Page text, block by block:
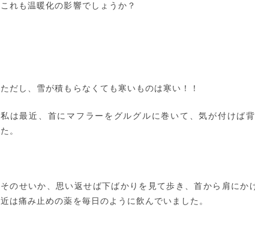
これも温暖化の影響でしょうか？
ただし、雪が積もらなくても寒いものは寒い！！
私は最近、首にマフラーをグルグルに巻いて、気が付けば
た。
そのせいか、思い返せば下ばかりを見て歩き、首から肩にか
近は痛み止めの薬を毎日のように飲んでいました。